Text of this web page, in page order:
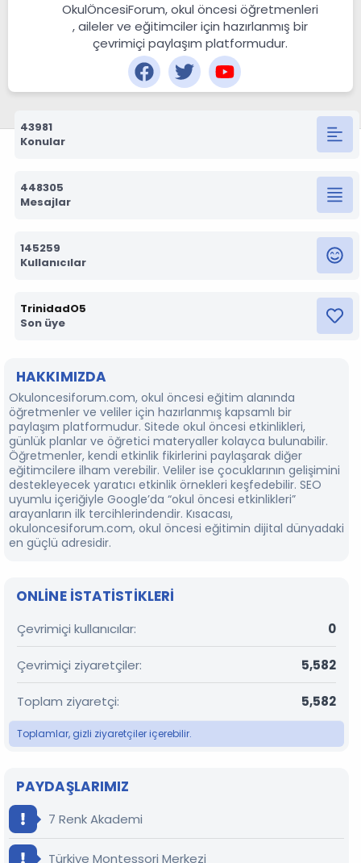
OkulÖncesiForum, okul öncesi öğretmenleri
, aileler ve eğitimciler için hazırlanmış bir
çevrimiçi paylaşım platformudur.
43981
Konular
448305
Mesajlar
145259
Kullanıcılar
TrinidadO5
Son üye
HAKKIMIZDA
Okuloncesiforum.com, okul öncesi eğitim alanında
öğretmenler ve veliler için hazırlanmış kapsamlı bir
paylaşım platformudur. Sitede okul öncesi etkinlikleri,
günlük planlar ve öğretici materyaller kolayca bulunabilir.
Öğretmenler, kendi etkinlik fikirlerini paylaşarak diğer
eğitimcilere ilham verebilir. Veliler ise çocuklarının gelişimini
destekleyecek yaratıcı etkinlik örnekleri keşfedebilir. SEO
uyumlu içeriğiyle Google’da “okul öncesi etkinlikleri”
arayanların ilk tercihlerindendir. Kısacası,
okuloncesiforum.com, okul öncesi eğitimin dijital dünyadaki
en güçlü adresidir.
ONLINE ISTATISTIKLERI
Çevrimiçi kullanıcılar 0
Çevrimiçi ziyaretçiler 5,582
Toplam ziyaretçi 5,582
Toplamlar, gizli ziyaretçiler içerebilir.
PAYDAŞLARIMIZ
7 Renk Akademi
Türkiye Montessori Merkezi